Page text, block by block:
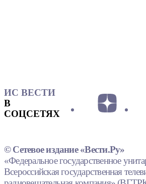
ИС ВЕСТИ
В
СОЦСЕТЯХ
© Сетевое издание «Вести.Ру»
«Федеральное государственное
Всероссийская государственная